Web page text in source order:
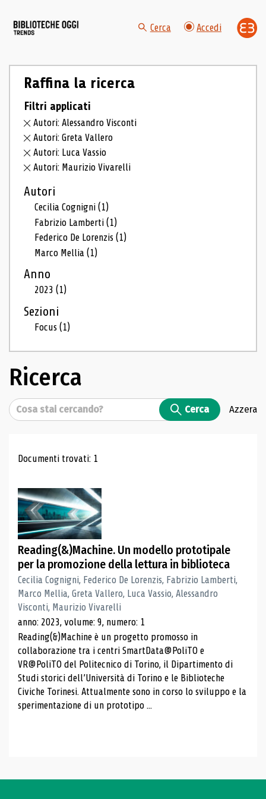
Cerca Accedi
Raffina la ricerca
Filtri applicati
Autori: Alessandro Visconti
Autori: Greta Vallero
Autori: Luca Vassio
Autori: Maurizio Vivarelli
Autori
Cecilia Cognigni(1)
Fabrizio Lamberti(1)
Federico De Lorenzis(1)
Marco Mellia(1)
Anno
2023(1)
Sezioni
Focus(1)
Ricerca
Cerca Cerca Azzera
Risultati di ricerca
Documenti trovati: 1
Reading(&)Machine. Un modello prototipale
per la promozione della lettura in biblioteca
Cecilia Cognigni, Federico De Lorenzis, Fabrizio Lamberti,
Marco Mellia, Greta Vallero, Luca Vassio, Alessandro
Visconti, Maurizio Vivarelli
anno: 2023, volume: 9, numero: 1
Reading(&)Machine è un progetto promosso in
collaborazione tra i centri SmartData@PoliTO e
VR@PoliTO del Politecnico di Torino, il Dipartimento di
Studi storici dell’Università di Torino e le Biblioteche
Civiche Torinesi. Attualmente sono in corso lo sviluppo e la
sperimentazione di un prototipo ...